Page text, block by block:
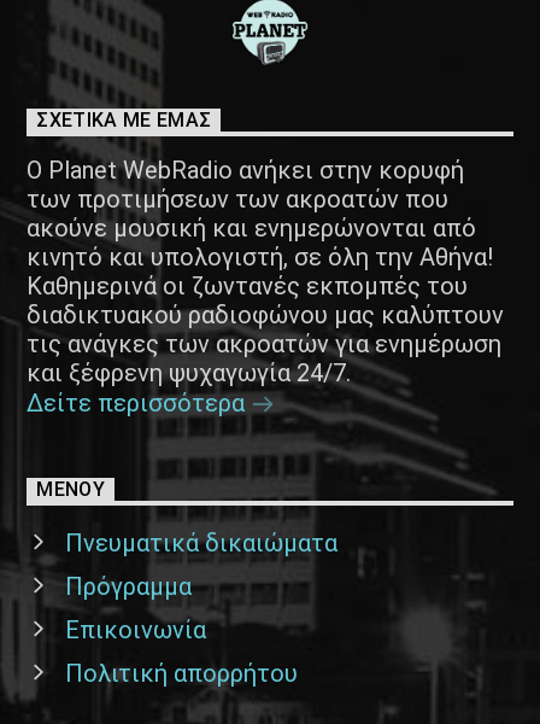
ΣΧΕΤΙΚΑ ΜΕ ΕΜΑΣ
Ο Planet WebRadio ανήκει στην κορυφή
των προτιμήσεων των ακροατών που
ακούνε μουσική και ενημερώνονται από
κινητό και υπολογιστή, σε όλη την Αθήνα!
Καθημερινά οι ζωντανές εκπομπές του
διαδικτυακού ραδιοφώνου μας καλύπτουν
τις ανάγκες των ακροατών για ενημέρωση
και ξέφρενη ψυχαγωγία 24/7.
Δείτε περισσότερα
ΜΕΝΟΥ
Πνευματικά δικαιώματα
Πρόγραμμα
Επικοινωνία
Πολιτική απορρήτου